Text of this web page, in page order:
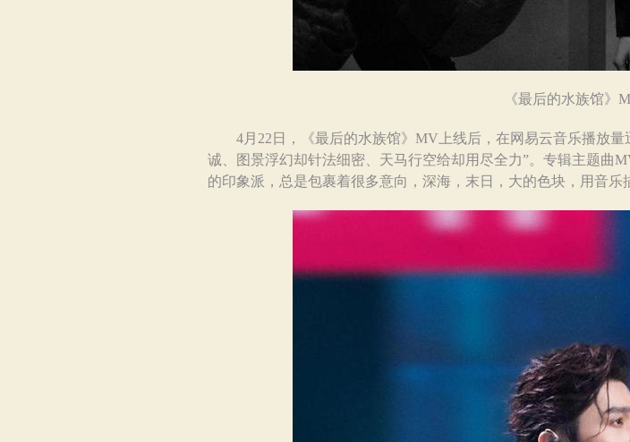
《最后的水族馆》
4月22日，《最后的水族馆》MV上线后，在网易云音乐播放量
诚、图景浮幻却针法细密、天马行空给却用尽全力”。专辑主题曲
的印象派，总是包裹着很多意向，深海，末日，大的色块，用音乐